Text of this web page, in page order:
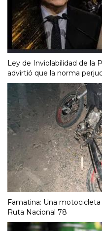
Ley de Inviolabilidad de la
advirtió que la norma
Famatina: Una
Ruta Nacional 78